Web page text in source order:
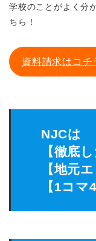
学校のことがよく分
ちら！
資料請求はコチ
NJCは
【徹底
【地元
【1コマ